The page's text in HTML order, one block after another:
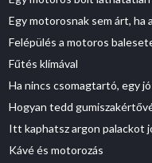
Egy motorosnak sem árt, ha
Felépülés a motoros
Fűtés klímával
Ha nincs csomagtartó, egy
Hogyan tedd
Itt kaphatsz argon palackot
Kávé és motorozás